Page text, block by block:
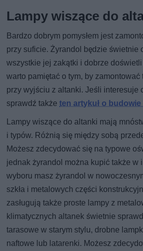
Lampy wiszące do
Bardzo dobrym pomysłem jest
przy suficie. Żyrandol będzie świetnie
wszystkie jej zakątki i dobrze doświetli
warto pamiętać o tym, by
przy wyjściu z altanki. Jeśli interesuje
sprawdź takżeten artykuł o
Lampy wiszące do altanki mają
i typów. Różnią się między sobą
Możesz zdecydować się na typowe
jednak żyrandol można kupić także w
wyboru masz żyrandol w
szkła i metalowych części
zasługują także proste lampy z
klimatycznych altanek świetnie
tarasowe w starym stylu, drobne
naftowe lub latarenki. Możesz